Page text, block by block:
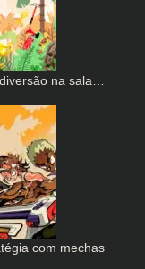
na sala…
com mechas